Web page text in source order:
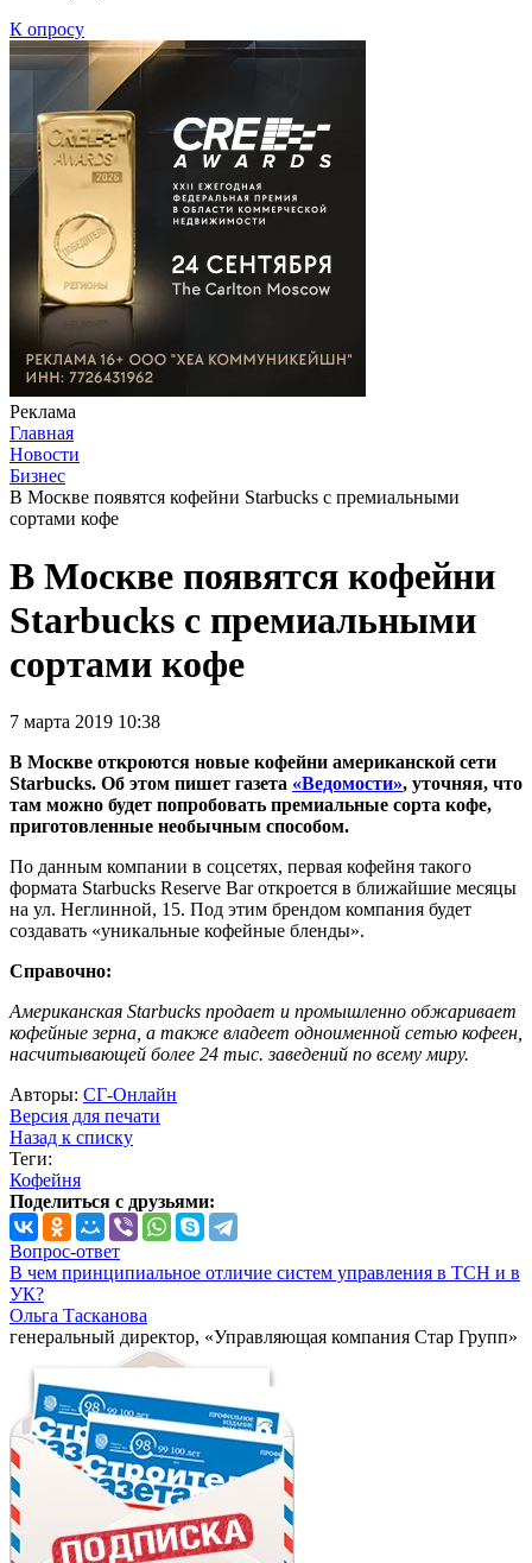
К опросу
Реклама
Главная
Новости
Бизнес
В Москве появятся кофейни Starbucks с премиальными
сортами кофе
В Москве появятся кофейни
Starbucks с премиальными
сортами кофе
7 марта 2019 10:38
В Москве откроются новые кофейни американской сети
Starbucks. Об этом пишет газета «Ведомости», уточняя, что
там можно будет попробовать премиальные сорта кофе,
приготовленные необычным способом.
По данным компании в соцсетях, первая кофейня такого
формата Starbucks Reserve Bar откроется в ближайшие месяцы
на ул. Неглинной, 15. Под этим брендом компания будет
создавать «уникальные кофейные бленды».
Справочно:
Американская Starbucks продает и промышленно обжаривает
кофейные зерна, а также владеет одноименной сетью кофеен,
насчитывающей более 24 тыс. заведений по всему миру.
Авторы: СГ-Онлайн
Версия для печати
Назад к списку
Теги:
Кофейня
Поделиться с друзьями:
Вопрос-ответ
В чем принципиальное отличие систем управления в ТСН и в
УК?
Ольга Тасканова
генеральный директор, «Управляющая компания Стар Групп»